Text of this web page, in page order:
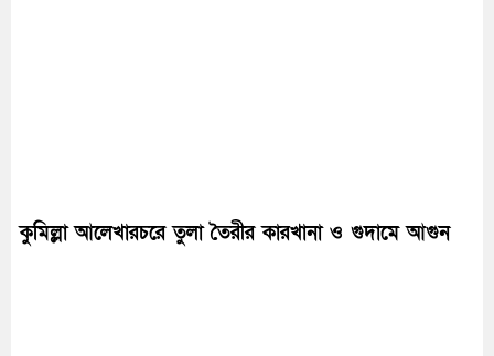
কুমিল্লা আলেখারচরে তুলা তৈরীর কারখানা ও গুদামে আগুন